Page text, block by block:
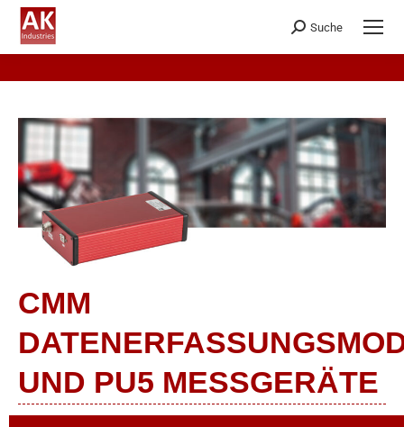
Suche
CMM
UND PU5 MESSGERÄTE